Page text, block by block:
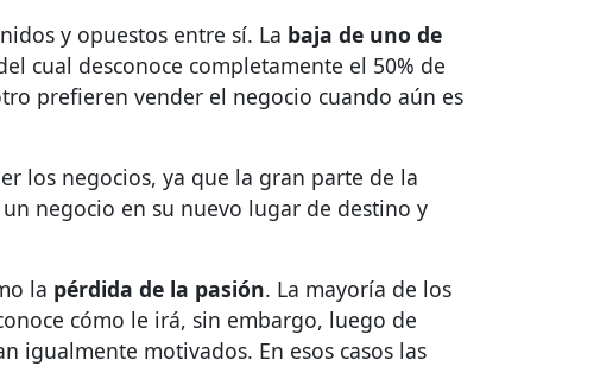
y opuestos entre sí. La baja de uno de
cual desconoce completamente el 50% de
prefieren vender el negocio cuando aún es
los negocios, ya que la gran parte de la
negocio en su nuevo lugar de destino y
la pérdida de la pasión. La mayoría de los
cómo le irá, sin embargo, luego de
igualmente motivados. En esos casos las